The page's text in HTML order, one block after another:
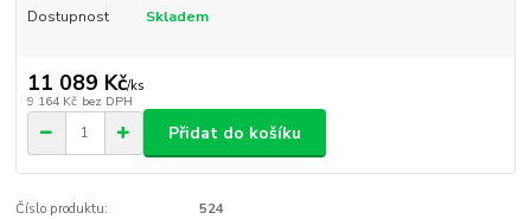
Dostupnost Skladem
11 089 Kč/ks
9 164 Kč bez DPH
Přidat do košíku
Číslo produktu: 524